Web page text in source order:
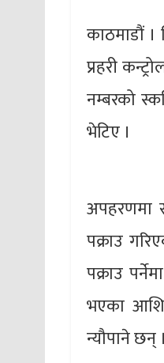
काठमाडौं
प्रहरी
नम्बरको
भेटिए ।
अपहरणमा
पक्राउ
पक्राउ
भएका
न्यौपाने छन् ।